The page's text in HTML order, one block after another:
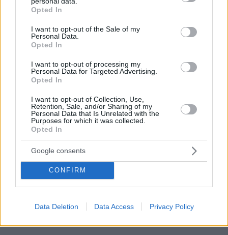
grant or deny consent to Google and its third-party tags to
use your data for below specified purposes in below Google
consent section.
Opted In
I want to opt-out of the Sale of my
Personal Data.
Opted In
I want to opt-out of processing my
Personal Data for Targeted Advertising.
Opted In
I want to opt-out of Collection, Use,
Retention, Sale, and/or Sharing of my
Personal Data that Is Unrelated with the
Purposes for which it was collected.
Opted In
Google consents
CONFIRM
Data Deletion Data Access Privacy Policy
new economies ενος παραγωγικου μοντελου...απλα
ψευτο-ανεβαζουμε το ΑΕΠ οπως εκανε ο
Καραμανλης και ο Παπανδρεου για να
προσποιουμαστε αναπτυξη...
ΑΠΑΝΤΗΣΗ
Κλαρινογαμπρός
25.05.2025, 09:23
Είμαι νέος όμορφος και έχω πολύ όρεξη να
δουλέψω. Θέλω να ανοίξω το δικό μου καφέ
ντελίβερι στο χωριό μου. Το χωριό έχει 15 κατοίκους.
10 ετοιμοθάνατους και 5 κοντά σε αυτό που
βρίσκονται οι άλλοι 10. Έχω δικό μου ακίνητο. Που
μπορώ να απευθυνθείτε για να λάβω την επιδότηση; ;;
σοβαρός και του έχω εμπιστοσύνη.